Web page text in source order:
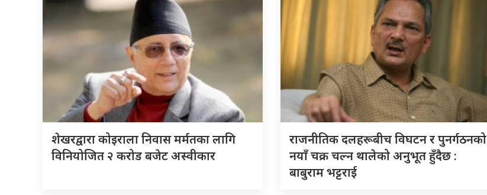
शेखरद्वारा कोइराला निवास मर्मतका लागि
विनियोजित २ करोड बजेट अस्वीकार
राजनीतिक दलहरूबीच विघटन र पुनर्गठनको
नयाँ चक्र चल्न थालेको अनुभूत हुँदैछ :
बाबुराम भट्टराई